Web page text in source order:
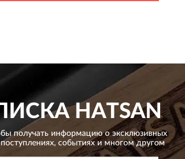
HATSAN
получать информацию о эксклюзивных
событиях и многом другом